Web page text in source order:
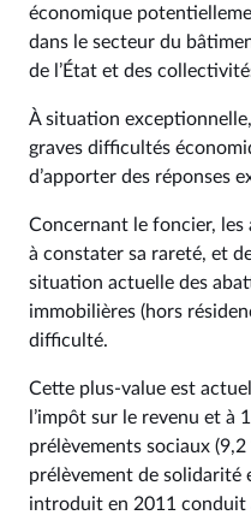
économique
dans le secteur du
de l’État et des
À situation
graves difficultés
d’apporter des réponses
Concernant le foncier, les
à constater sa rareté, et
situation actuelle des
immobilières (hors
difficulté.
Cette plus-value est
l’impôt sur le revenu et à
prélèvements sociaux (9,2
prélèvement de solidarité
introduit en 2011 conduit